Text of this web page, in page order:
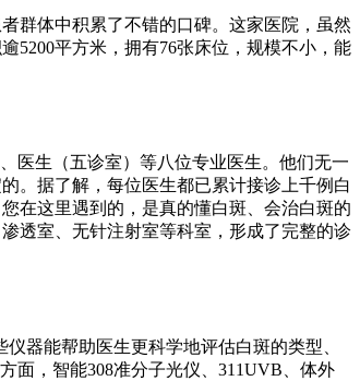
群体中积累了不错的口碑。这家医院，虽然
5200平方米，拥有76张床位，规模不小，能
医生（五诊室）等八位专业医生。他们无一
。据了解，每位医生都已累计接诊上千例白
在这里遇到的，是真的懂白斑、会治白斑的
透室、无针注射室等科室，形成了完整的诊
器能帮助医生更科学地评估白斑的类型、
面，智能308准分子光仪、311UVB、体外